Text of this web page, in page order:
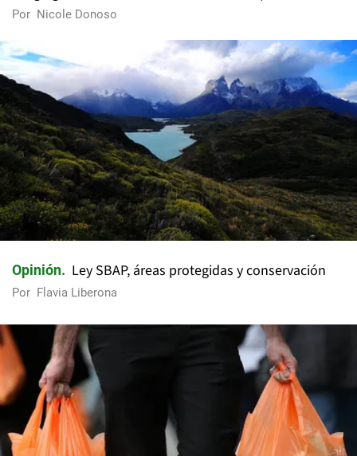
Por Nicole Donoso
Opinión Ley SBAP, áreas protegidas y conservación
Por Flavia Liberona